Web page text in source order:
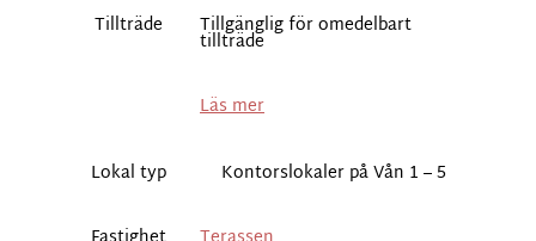
Tillträde Tillgänglig för omedelbart
tillträde
Läs mer
Lokal typ Kontorslokaler på Vån 1 – 5